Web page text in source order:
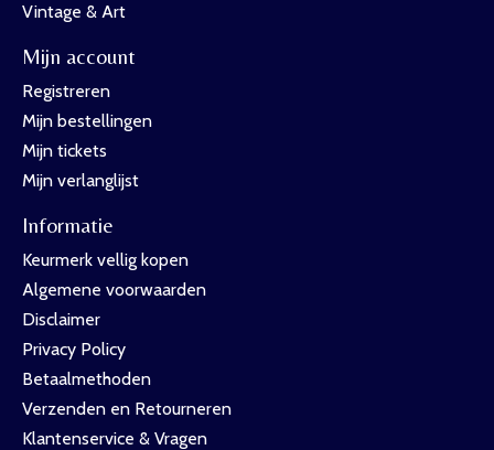
Vintage & Art
Mijn account
Registreren
Mijn bestellingen
Mijn tickets
Mijn verlanglijst
Informatie
Keurmerk vellig kopen
Algemene voorwaarden
Disclaimer
Privacy Policy
Betaalmethoden
Verzenden en Retourneren
Klantenservice & Vragen